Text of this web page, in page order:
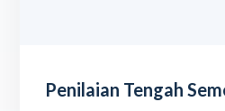
Penilaian Tengah